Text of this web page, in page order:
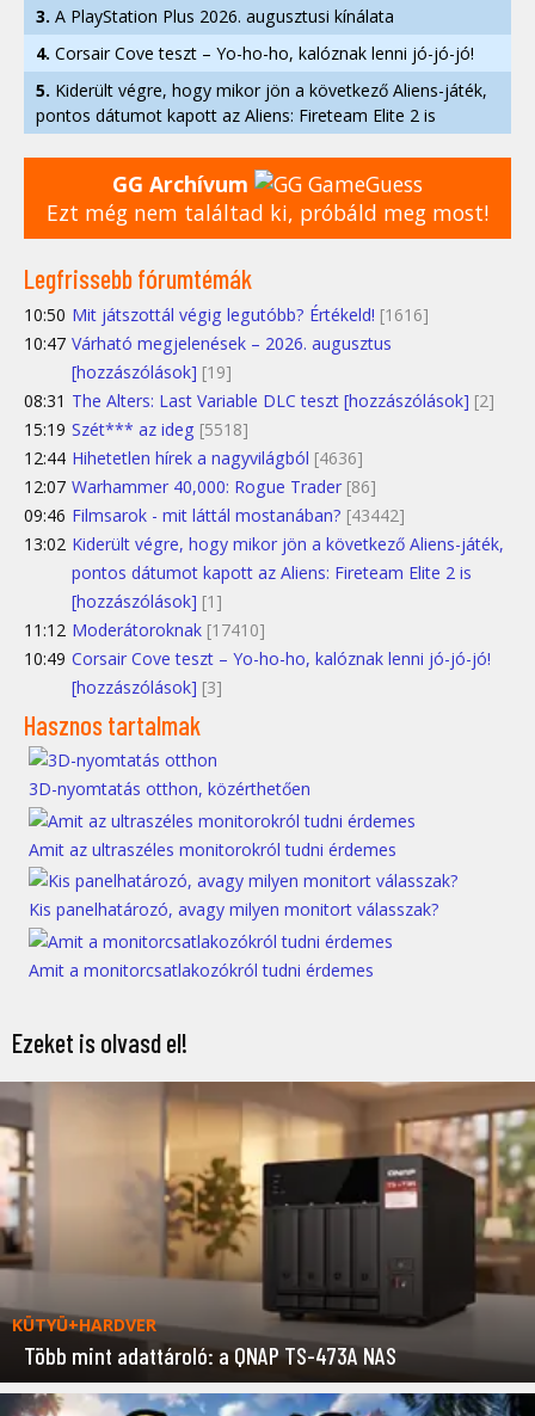
3. A PlayStation Plus 2026. augusztusi kínálata
4. Corsair Cove teszt – Yo-ho-ho, kalóznak lenni jó-jó-jó!
5. Kiderült végre, hogy mikor jön a következő Aliens-játék,
pontos dátumot kapott az Aliens: Fireteam Elite 2 is
GG Archívum
Ezt még nem találtad ki, próbáld meg most!
Legfrissebb fórumtémák
10:50 Mit játszottál végig legutóbb? Értékeld! [1616]
10:47 Várható megjelenések – 2026. augusztus
[hozzászólások] [19]
08:31 The Alters: Last Variable DLC teszt [hozzászólások] [2]
15:19 Szét*** az ideg [5518]
12:44 Hihetetlen hírek a nagyvilágból [4636]
12:07 Warhammer 40,000: Rogue Trader [86]
09:46 Filmsarok - mit láttál mostanában? [43442]
13:02 Kiderült végre, hogy mikor jön a következő Aliens-játék,
pontos dátumot kapott az Aliens: Fireteam Elite 2 is
[hozzászólások] [1]
11:12 Moderátoroknak [17410]
10:49 Corsair Cove teszt – Yo-ho-ho, kalóznak lenni jó-jó-jó!
[hozzászólások] [3]
Hasznos tartalmak
3D-nyomtatás otthon, közérthetően
Amit az ultraszéles monitorokról tudni érdemes
Kis panelhatározó, avagy milyen monitort válasszak?
Amit a monitorcsatlakozókról tudni érdemes
Ezeket is olvasd el!
KÜTYÜ+HARDVER
Több mint adattároló: a QNAP TS-473A NAS